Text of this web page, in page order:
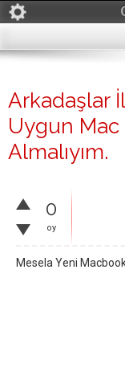
Arkadaşlar
Uygun Mac
Almalıyım.
0
oy
Mesela Yeni